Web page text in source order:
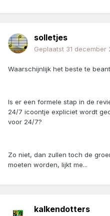
solletjes
Geplaatst 31 december
Waarschijnlijk het beste te
Is er een formele stap in de
24/7 icoontje expliciet wordt
voor 24/7?
Zo niet, dan zullen toch de
moeten worden, lijkt me...
kalkendotters